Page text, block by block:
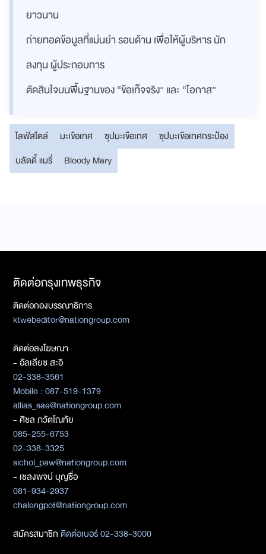
ยาวนาน
ถ่ายทอดข้อมูลที่แม่นยำ รอบด้าน เพื่อให้ผู้บริหาร นัก
ลงทุน ผู้ประกอบการ
ตัดสินใจบนพื้นฐานของ “ข้อเท็จจริง” และ “โอกาส”
ไลฟ์สไตล์ มะเขือเทศ ซุปมะเขือเทศ
ซุปมะเขือเทศกระป๋อง
บลัดดี้ แมรี่
Bloody Mary
ติดต่อกรุงเทพธุรกิจ
ติดต่อกองบรรณาธิการ
ktwebeditor@nationgroup.com
ติดต่อลงโฆษณา
- อัลเลียซ สะอิ
02-338-3561
Mobile : 087-519-1379
allias_sae@nationgroup.com
- ศิชล ภวัตโณทัย
085-255-6753
02-338-3325
sichol_paw@nationgroup.com
- เชลงพจน์ บุญซื่อ
081-934-2937
chalengpot@nationgroup.com
สมัครสมาชิกติดต่อเบอร์ 02-338-3000